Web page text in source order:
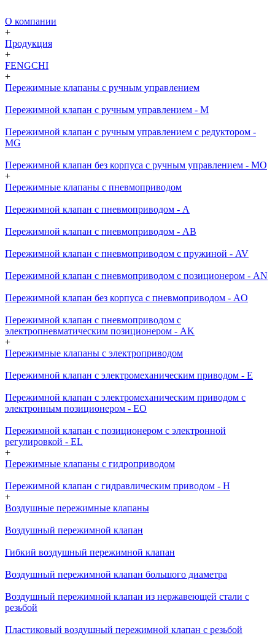
О компании
+
Продукция
+
FENGCHI
+
Пережимные клапаны с ручным управлением
Пережимной клапан с ручным управлением - M
Пережимной клапан с ручным управлением с редуктором -
MG
Пережимной клапан без корпуса с ручным управлением - MO
+
Пережимные клапаны с пневмоприводом
Пережимной клапан с пневмоприводом - A
Пережимной клапан с пневмоприводом - AB
Пережимной клапан с пневмоприводом с пружиной - AV
Пережимной клапан с пневмоприводом с позиционером - AN
Пережимной клапан без корпуса с пневмоприводом - AO
Пережимной клапан с пневмоприводом с
электропневматическим позиционером - AK
+
Пережимные клапаны с электроприводом
Пережимной клапан с электромеханическим приводом - E
Пережимной клапан с электромеханическим приводом с
электронным позиционером - EO
Пережимной клапан с позиционером с электронной
регулировкой - EL
+
Пережимные клапаны с гидроприводом
Пережимной клапан с гидравлическим приводом - H
+
Воздушные пережимные клапаны
Воздушный пережимной клапан
Гибкий воздушный пережимной клапан
Воздушный пережимной клапан большого диаметра
Воздушный пережимной клапан из нержавеющей стали с
резьбой
Пластиковый воздушный пережимной клапан с резьбой